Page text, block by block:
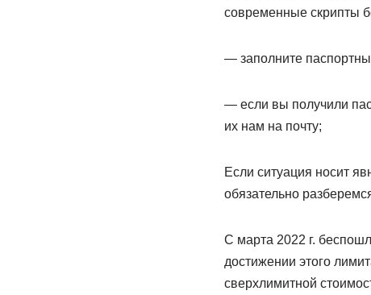
современные скрипты
— заполните
— если вы получили
их нам на почту;
Если ситуация носит
обязательно
С марта 2022 г.
достижении этого
сверхлимитной